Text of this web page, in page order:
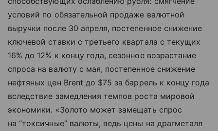
условий по обязательной продаже валютной
выручки после 30 апреля, постепенное снижение
ключевой ставки с третьего квартала с текущих
16% до 12% к концу года, сезонное возрастание
спроса на валюту с мая, постепенное снижение
нефтяных цен Brent до $75 за баррель к концу года
вследствие замедления темпов роста мировой
экономики. «Золото может замещать спрос
на “токсичные” валюты, ведь цены на драгметалл